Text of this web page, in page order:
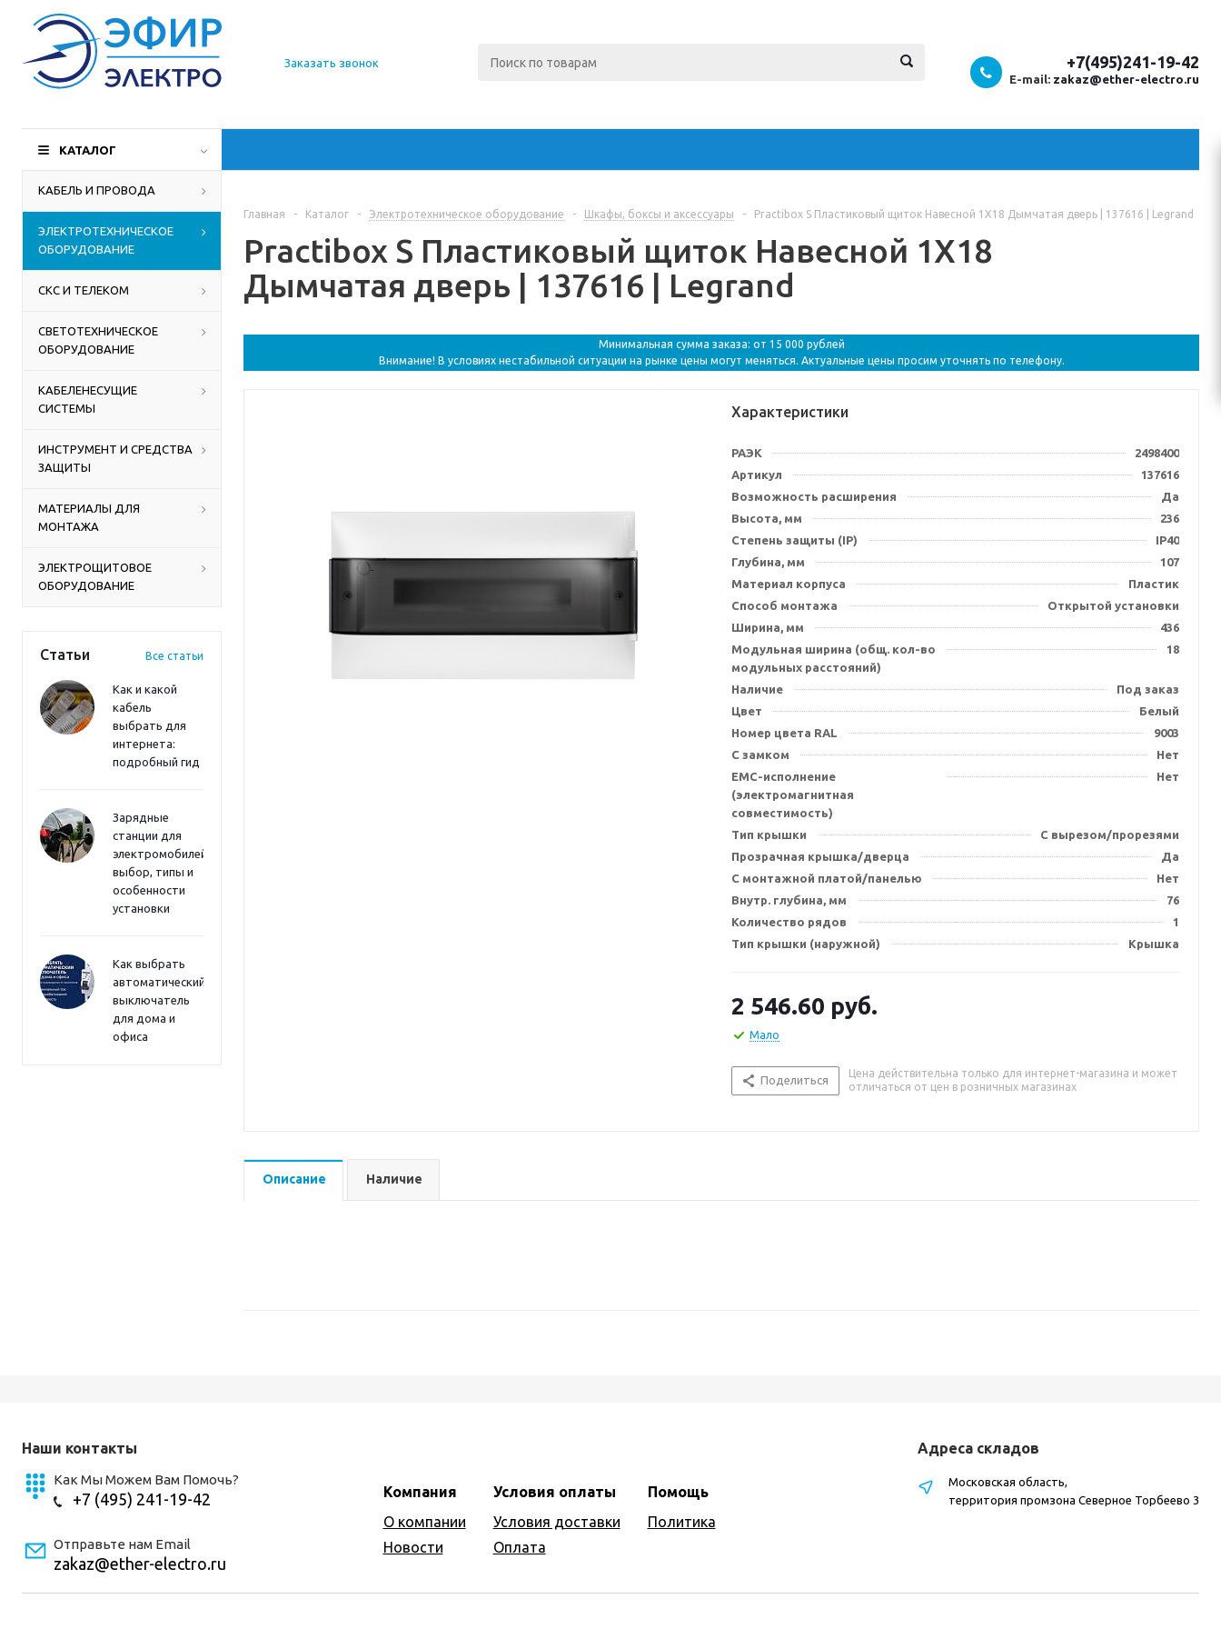
О компании
Доставка
Производители
Контакты
Заказать звонок +7(495)241-19-42
E-mail: zakaz@ether-electro.ru
КАТАЛОГ
КАБЕЛЬ И ПРОВОДА
ЭЛЕКТРОТЕХНИЧЕСКОЕ
ОБОРУДОВАНИЕ
СКС И ТЕЛЕКОМ
СВЕТОТЕХНИЧЕСКОЕ
ОБОРУДОВАНИЕ
КАБЕЛЕНЕСУЩИЕ
СИСТЕМЫ
ИНСТРУМЕНТ И СРЕДСТВА
ЗАЩИТЫ
МАТЕРИАЛЫ ДЛЯ
МОНТАЖА
ЭЛЕКТРОЩИТОВОЕ
ОБОРУДОВАНИЕ
Статьи Все статьи
Как и какой
кабель
выбрать для
интернета:
подробный гид
Зарядные
станции для
электромобилей:
выбор, типы и
особенности
установки
Как выбрать
автоматический
выключатель
для дома и
офиса
Главная - Каталог - Электротехническое оборудование - Шкафы, боксы и аксессуары - Practibox S Пластиковый щиток Навесной 1X18 Дымчатая дверь | 137616 | Legrand
Practibox S Пластиковый щиток Навесной 1X18
Дымчатая дверь | 137616 | Legrand
Минимальная сумма заказа: от 15 000 рублей
Внимание! В условиях нестабильной ситуации на рынке цены могут меняться. Актуальные цены просим уточнять по телефону.
Характеристики
РАЭК
2498400
Артикул
137616
Возможность расширения
Да
Высота, мм
236
Степень защиты (IP)
IP40
Глубина, мм
107
Материал корпуса
Пластик
Способ монтажа
Открытой установки
Ширина, мм
436
Модульная ширина (общ. кол-во
модульных расстояний)
18
Наличие
Под заказ
Цвет
Белый
Номер цвета RAL
9003
С замком
Нет
EMC-исполнение
(электромагнитная
совместимость)
Нет
Тип крышки
С вырезом/прорезями
Прозрачная крышка/дверца
Да
С монтажной платой/панелью
Нет
Внутр. глубина, мм
76
Количество рядов
1
Тип крышки (наружной)
Крышка
2 546.60 руб.
Мало
Поделиться
Цена действительна только для интернет-магазина и может
отличаться от цен в розничных магазинах
Описание Наличие
Наши контакты
Как Мы Можем Вам Помочь?
+7 (495) 241-19-42
Отправьте нам Email
zakaz@ether-electro.ru
Компания
О компании
Новости
Условия оплаты
Условия доставки
Оплата
Помощь
Политика
Адреса складов
Московская область,
территория промзона Северное Торбеево 3